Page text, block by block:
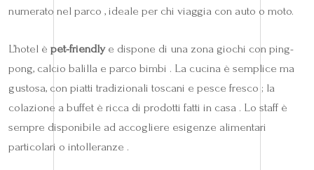
numerato nel parco , ideale per chi viaggia con auto o moto.
L’hotel è pet-friendlye dispone di una zona giochi con ping-
pong, calcio balilla e parco bimbi . La cucina è semplice ma
gustosa, con piatti tradizionali toscani e pesce fresco ; la
colazione a buffet è ricca di prodotti fatti in casa . Lo staff è
sempre disponibile ad accogliere esigenze alimentari
particolari o intolleranze .